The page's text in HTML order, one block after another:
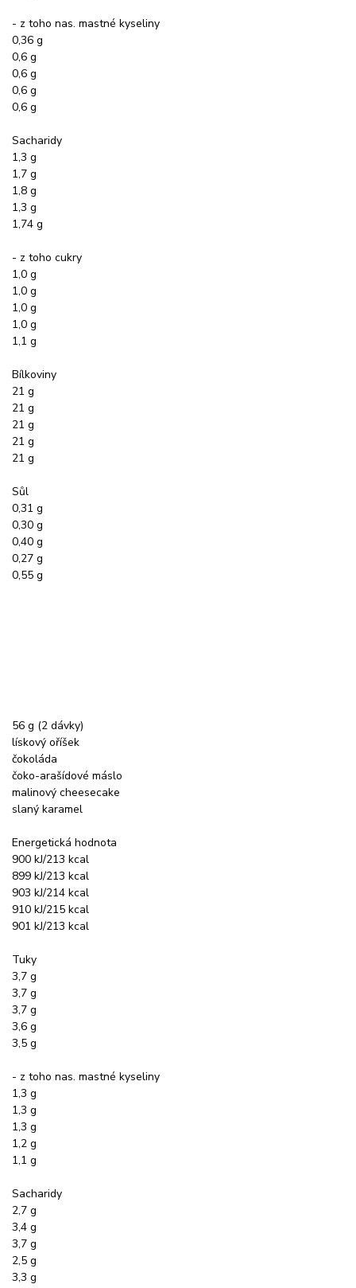
- z toho nas. mastné kyseliny
0,36 g
0,6 g
0,6 g
0,6 g
0,6 g
Sacharidy
1,3 g
1,7 g
1,8 g
1,3 g
1,74 g
- z toho cukry
1,0 g
1,0 g
1,0 g
1,0 g
1,1 g
Bílkoviny
21 g
21 g
21 g
21 g
21 g
Sůl
0,31 g
0,30 g
0,40 g
0,27 g
0,55 g
56 g (2 dávky)
lískový oříšek
čokoláda
čoko-arašídové máslo
malinový cheesecake
slaný karamel
Energetická hodnota
900 kJ/213 kcal
899 kJ/213 kcal
903 kJ/214 kcal
910 kJ/215 kcal
901 kJ/213 kcal
Tuky
3,7 g
3,7 g
3,7 g
3,6 g
3,5 g
- z toho nas. mastné kyseliny
1,3 g
1,3 g
1,3 g
1,2 g
1,1 g
Sacharidy
2,7 g
3,4 g
3,7 g
2,5 g
3,3 g